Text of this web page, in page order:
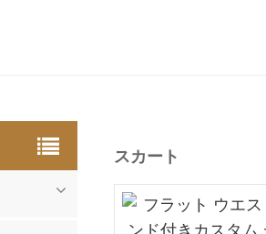
スカート